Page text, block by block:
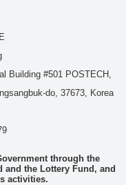
Building #501 POSTECH,
do, 37673, Korea
through the
and the Lottery Fund, and
activities.